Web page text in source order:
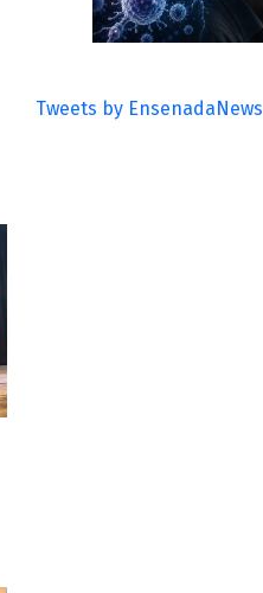
Tweets by EnsenadaNews